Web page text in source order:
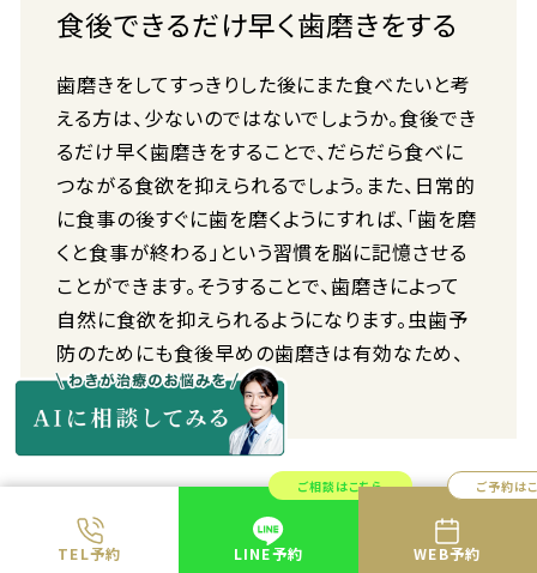
TEL予約
ご相談はこちら
LINE予約
ご予約は
WEB予約
食後できるだけ早く歯磨きをする
歯磨きをしてすっきりした後にまた食べたいと考
える方は、少ないのではないでしょうか。食後でき
るだけ早く歯磨きをすることで、だらだら食べに
つながる食欲を抑えられるでしょう。また、日常的
に食事の後すぐに歯を磨くようにすれば、「歯を磨
くと食事が終わる」という習慣を脳に記憶させる
ことができます。そうすることで、歯磨きによって
自然に食欲を抑えられるようになります。虫歯予
防のためにも食後早めの歯磨きは有効なため、
習慣にすると良いでしょう。